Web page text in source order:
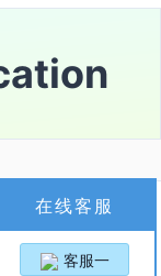
在线客服
客服一